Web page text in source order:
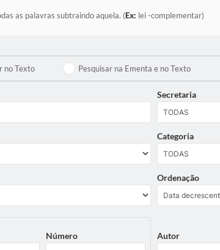
as palavras subtraindo aquela. (Ex: lei -complementar)
no Texto Pesquisar na Ementa e no Texto
Secretaria
Categoria
Ordenação
Número Autor